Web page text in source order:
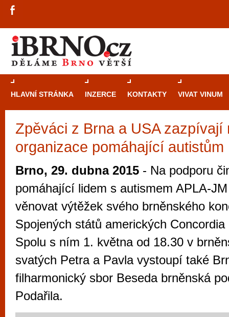
HLAVNÍ STRÁNKA INZERCE KONTAKTY VIVAT VINUM
Zpěváci z Brna a USA zazpívají
organizace pomáhající autistům
Brno, 29. dubna 2015 - Na podporu
pomáhající lidem s autismem APLA-
věnovat výtěžek svého brněnského
Spojených států amerických
Spolu s ním 1. května od 18.30 v
svatých Petra a Pavla vystoupí také
filharmonický sbor Beseda brněnská
Podařila.
Průvodce
Brně: Od
Brno je
zajímavé
restaurace,
Mimo jiné je ale také místem, kde si
vyzkoušet různé kasinové hry. V
metropoli naleznete širokou nabídku her
po moderní automaty jak pro pravidelné
příležitostné hráče. V...